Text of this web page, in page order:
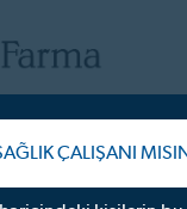
Anti-
ÇALIŞANI